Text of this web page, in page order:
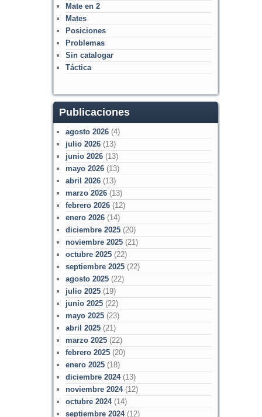
Mate en 2
Mates
Posiciones
Problemas
Sin catalogar
Táctica
Publicaciones
agosto 2026(4)
julio 2026(13)
junio 2026(13)
mayo 2026(13)
abril 2026(13)
marzo 2026(13)
febrero 2026(12)
enero 2026(14)
diciembre 2025(20)
noviembre 2025(21)
octubre 2025(22)
septiembre 2025(22)
agosto 2025(22)
julio 2025(19)
junio 2025(22)
mayo 2025(23)
abril 2025(21)
marzo 2025(22)
febrero 2025(20)
enero 2025(18)
diciembre 2024(13)
noviembre 2024(12)
octubre 2024(14)
septiembre 2024(12)